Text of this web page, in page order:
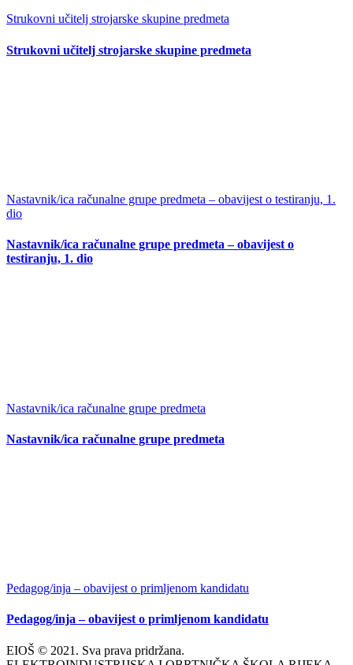
Strukovni učitelj strojarske skupine predmeta
Strukovni učitelj strojarske skupine predmeta
Nastavnik/ica računalne grupe predmeta – obavijest o testiranju, 1.
dio
Nastavnik/ica računalne grupe predmeta – obavijest o
testiranju, 1. dio
Nastavnik/ica računalne grupe predmeta
Nastavnik/ica računalne grupe predmeta
Pedagog/inja – obavijest o primljenom kandidatu
Pedagog/inja – obavijest o primljenom kandidatu
EIOŠ © 2021. Sva prava pridržana.